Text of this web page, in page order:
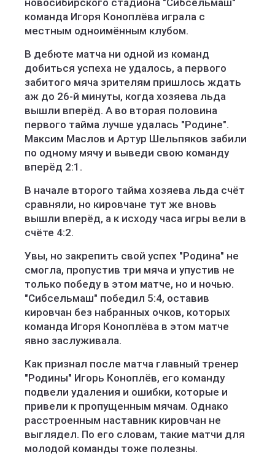
новосибирского стадиона "Сибсельмаш"
команда Игоря Коноплëва играла с
местным одноимённым клубом.
В дебюте матча ни одной из команд
добиться успеха не удалось, а первого
забитого мяча зрителям пришлось ждать
аж до 26-й минуты, когда хозяева льда
вышли вперёд. А во вторая половина
первого тайма лучше удалась "Родине".
Максим Маслов и Артур Шельпяков забили
по одному мячу и выведи свою команду
вперёд 2:1.
В начале второго тайма хозяева льда счёт
сравняли, но кировчане тут же вновь
вышли вперёд, а к исходу часа игры вели в
счёте 4:2.
Увы, но закрепить свой успех "Родина" не
смогла, пропустив три мяча и упустив не
только победу в этом матче, но и ночью.
"Сибсельмаш" победил 5:4, оставив
кировчан без набранных очков, которых
команда Игоря Коноплëва в этом матче
явно заслуживала.
Как признал после матча главный тренер
"Родины" Игорь Коноплëв, его команду
подвели удаления и ошибки, которые и
привели к пропущенным мячам. Однако
расстроенным наставник кировчан не
выглядел. По его словам, такие матчи для
молодой команды тоже полезны.